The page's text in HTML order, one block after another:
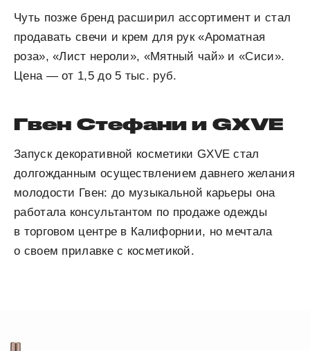
Чуть позже бренд расширил ассортимент и стал
продавать свечи и крем для рук «Ароматная
роза», «Лист нероли», «Мятный чай» и «Сиси».
Цена — от 1,5 до 5 тыс. руб.
Гвен Стефани и GXVE
Запуск декоративной косметики GXVE стал
долгожданным осуществлением давнего желания
молодости Гвен: до музыкальной карьеры она
работала консультантом по продаже одежды
в торговом центре в Калифорнии, но мечтала
о своем прилавке с косметикой.